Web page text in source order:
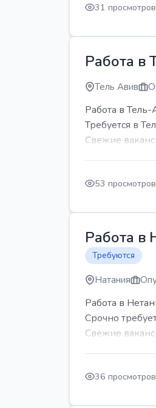
31 просмотров
Работа в
Тель Авив
Работа в
Требуется в
Свежие
53 просмотров
Работа в
Требуются
Натания
Работа в
Срочно
Свежие
36 просмотров